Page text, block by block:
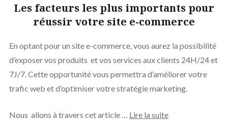
Les facteurs les plus importants pour
réussir votre site e-commerce
En optant pour un site e-commerce, vous aurez la possibilité
d’exposer vos produits et vos services aux clients 24H/24 et
7J/7. Cette opportunité vous permettra d’améliorer votre
trafic web et d’optimiser votre stratégie marketing.
Nous allons à travers cet article … Lire la suite